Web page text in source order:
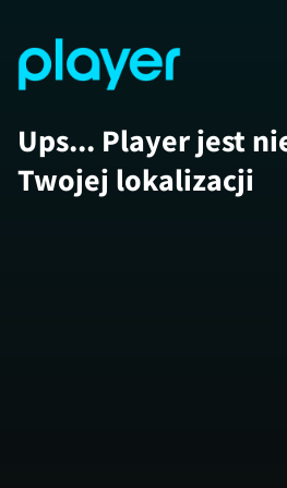
Ups... Player jest
Twojej lokalizacji